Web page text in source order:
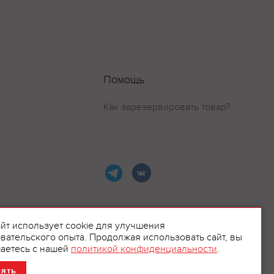
Помощь
Как зарезервировать товар?
использует cookie для улучшения
опыта. Продолжая использовать сайт, вы
с нашей политикой конфиденциальности.